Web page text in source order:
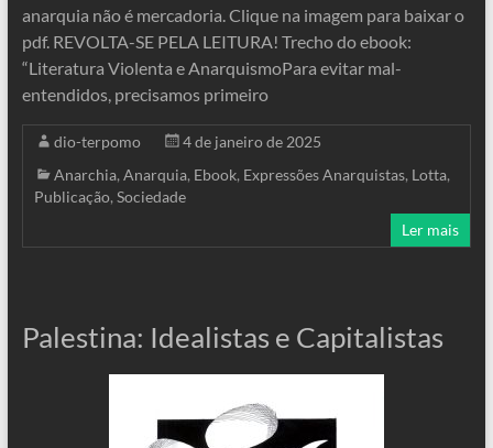
anarquia não é mercadoria. Clique na imagem para baixar o
pdf. REVOLTA-SE PELA LEITURA! Trecho do ebook:
“Literatura Violenta e AnarquismoPara evitar mal-
entendidos, precisamos primeiro
dio-terpomo
4 de janeiro de 2025
Anarchia, Anarquia, Ebook, Expressões Anarquistas, Lotta,
Publicação, Sociedade
Ler mais
Palestina: Idealistas e Capitalistas